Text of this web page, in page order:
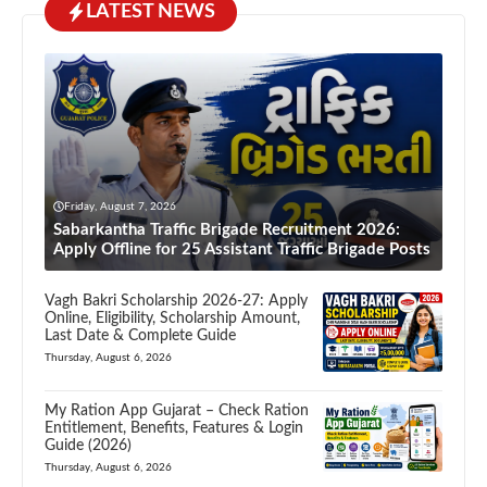
LATEST NEWS
Friday, August 7, 2026
Sabarkantha Traffic Brigade Recruitment 2026:
Apply Offline for 25 Assistant Traffic Brigade Posts
Vagh Bakri Scholarship 2026-27: Apply
Online, Eligibility, Scholarship Amount,
Last Date & Complete Guide
Thursday, August 6, 2026
My Ration App Gujarat – Check Ration
Entitlement, Benefits, Features & Login
Guide (2026)
Thursday, August 6, 2026